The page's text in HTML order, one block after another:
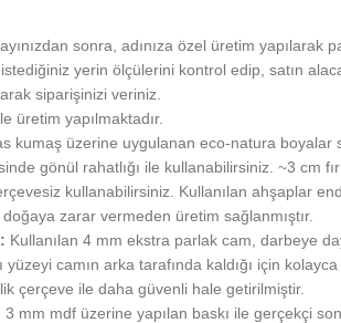
sonra, adınıza özel üretim yapılarak
yerin ölçülerini kontrol edip, satın
siparişinizi veriniz.
üretim yapılmaktadır.
kumaş üzerine uygulanan eco-natura boyalar
gönül rahatlığı ile kullanabilirsiniz. ~3 cm
kullanabilirsiniz. Kullanılan ahşaplar
zarar vermeden üretim sağlanmıştır.
Kullanılan 4 mm ekstra parlak cam, darbeye
yüzeyi camın arka tarafında kaldığı için
çerçeve ile daha güvenli hale getirilmiştir.
3 mm mdf üzerine yapılan baskı ile gerçekçi